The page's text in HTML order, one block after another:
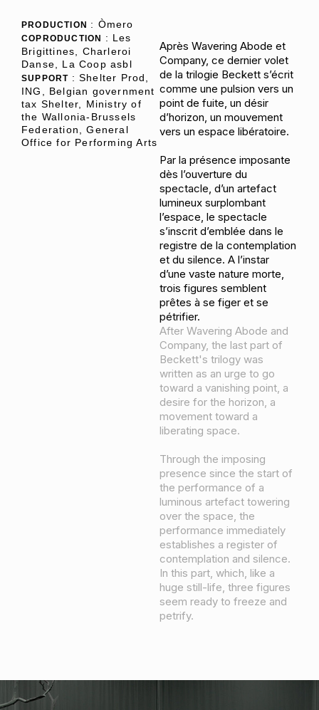
PRODUCTION : Òmero
COPRODUCTION : Les
Brigittines, Charleroi
Danse, La Coop asbl
SUPPORT : Shelter Prod,
ING, Belgian government
tax Shelter, Ministry of
the Wallonia-Brussels
Federation, General
Office for Performing Arts
Après Wavering Abode et
Company, ce dernier volet
de la trilogie Beckett s’écrit
comme une pulsion vers un
point de fuite, un désir
d’horizon, un mouvement
vers un espace libératoire.
Par la présence imposante
dès l’ouverture du
spectacle, d’un artefact
lumineux surplombant
l’espace, le spectacle
s’inscrit d’emblée dans le
registre de la contemplation
et du silence. A l’instar
d’une vaste nature morte,
trois figures semblent
prêtes à se figer et se
pétrifier.
After Wavering Abode and
Company, the last part of
Beckett's trilogy was
written as an urge to go
toward a vanishing point, a
desire for the horizon, a
movement toward a
liberating space.
Through the imposing
presence since the start of
the performance of a
luminous artefact towering
over the space, the
performance immediately
establishes a register of
contemplation and silence.
In this part, which, like a
huge still-life, three figures
seem ready to freeze and
petrify.